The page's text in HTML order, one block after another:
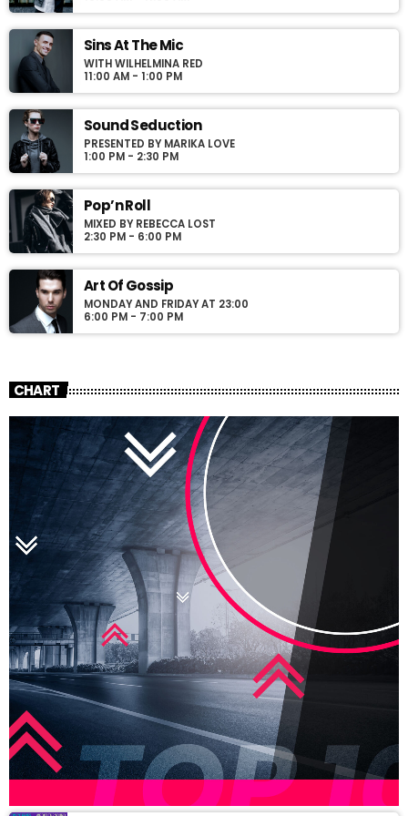
Curabitur id lacus felis. Sed justo mauris, auctor eget tellus nec,
justo. Aliquam semper faucibus odio id varius. Suspendisse
varius laoreet sodales.
Sins At The Mic
WITH WILHELMINA RED
11:00 AM - 1:00 PM
Sound Seduction
PRESENTED BY MARIKA LOVE
1:00 PM - 2:30 PM
Pop’n Roll
MIXED BY REBECCA LOST
2:30 PM - 6:00 PM
Art Of Gossip
MONDAY AND FRIDAY AT 23:00
6:00 PM - 7:00 PM
CHART